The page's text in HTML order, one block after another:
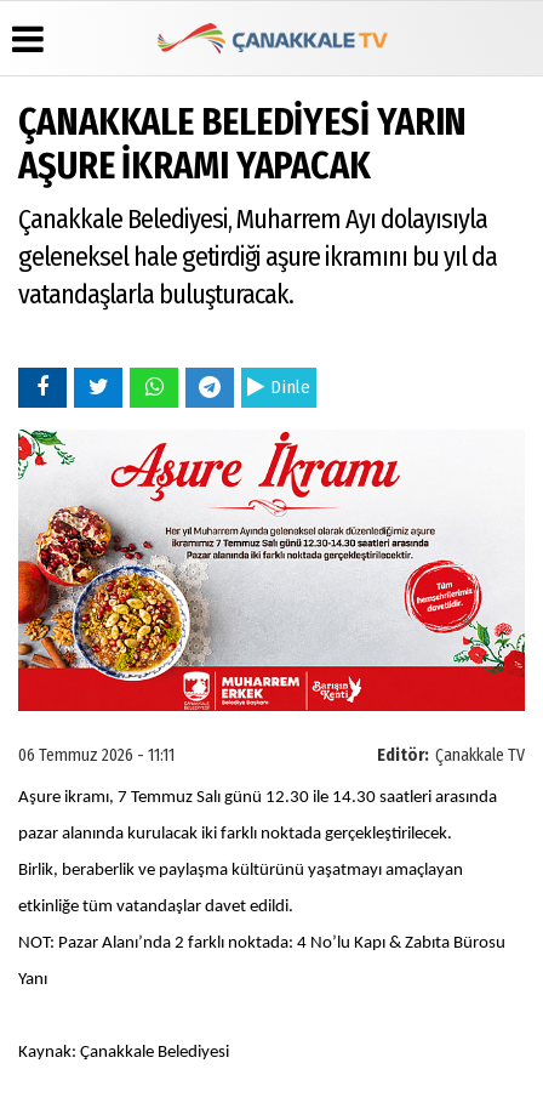
Üye Paneli
Haber
Arşivi
Arşivi
Günün
Haberleri
Hava
Durumu
Gazete
Manşetleri
Anketler
Biyografiler
Köşe
Yazarları
Galeri
Foto
Çerez
Politikası
Gizlilik
ÇANAKKALE BELEDİYESİ YARIN
AŞURE İKRAMI YAPACAK
Çanakkale Belediyesi, Muharrem Ayı dolayısıyla
geleneksel hale getirdiği aşure ikramını bu yıl da
vatandaşlarla buluşturacak.
Dinle
Editör: Çanakkale TV
06 Temmuz 2026 - 11:11
Aşure ikramı, 7 Temmuz Salı günü 12.30 ile 14.30 saatleri arasında
pazar alanında kurulacak iki farklı noktada gerçekleştirilecek.
Birlik, beraberlik ve paylaşma kültürünü yaşatmayı amaçlayan
etkinliğe tüm vatandaşlar davet edildi.
NOT: Pazar Alanı’nda 2 farklı noktada: 4 No’lu Kapı & Zabıta Bürosu
Yanı
Kaynak: Çanakkale Belediyesi